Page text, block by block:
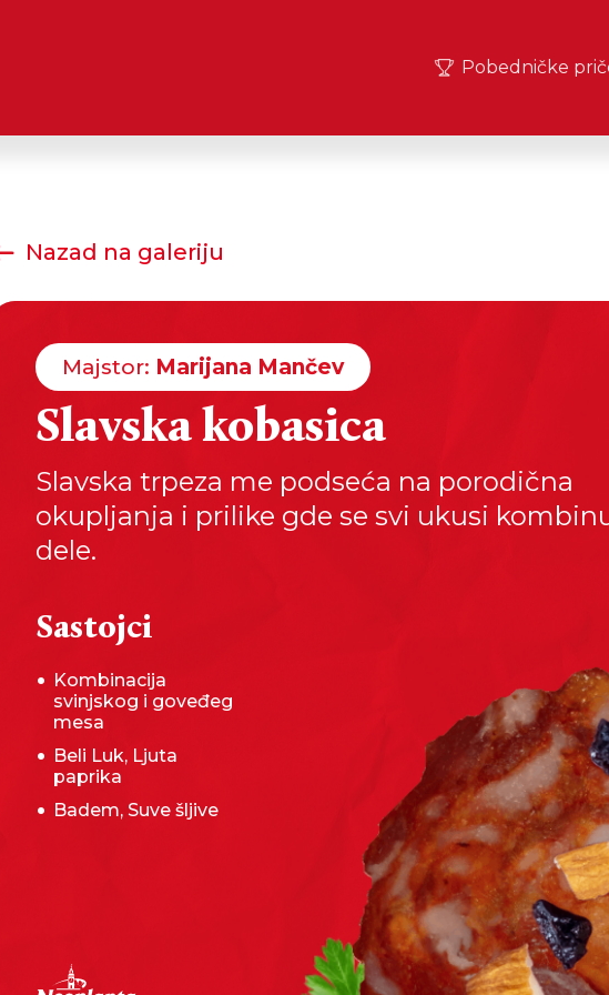
Pobedničke
Nazad na galeriju
Majstor: Marijana Mančev
Slavska kobasica
Slavska trpeza me podseća na porodična
okupljanja i prilike gde se svi ukusi
dele.
Sastojci
Kombinacija
svinjskog i goveđeg
mesa
Beli Luk, Ljuta
paprika
Badem, Suve šljive